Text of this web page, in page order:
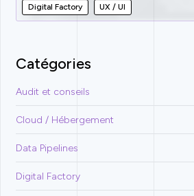
Digital Factory UX / UI
Catégories
Audit et conseils
Cloud / Hébergement
Data Pipelines
Digital Factory